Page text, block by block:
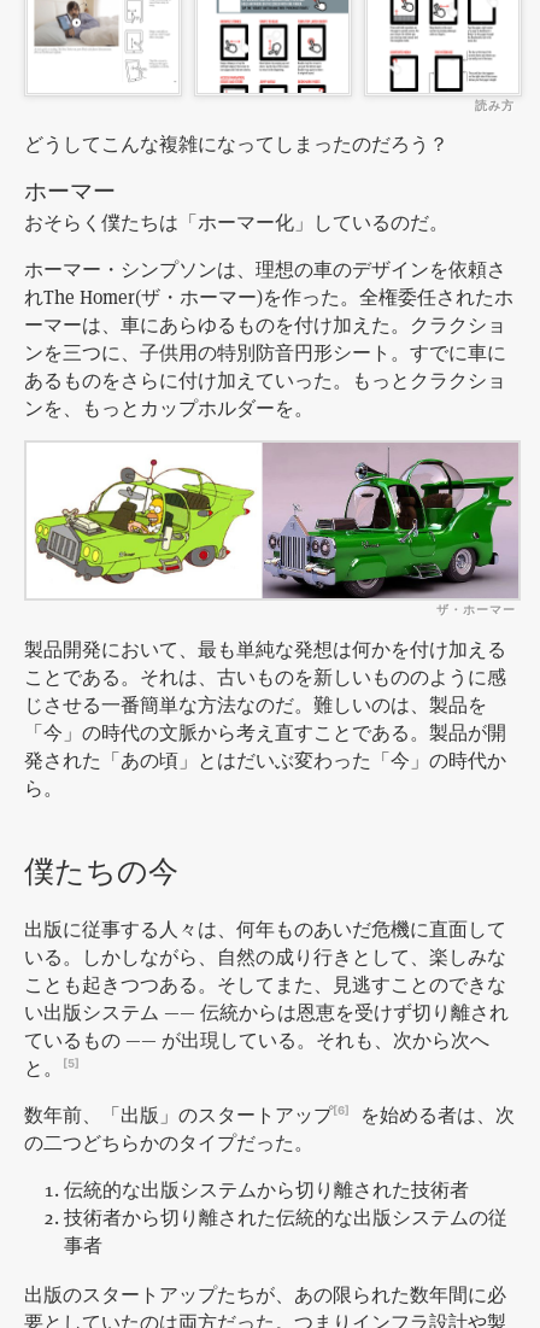
読み方
どうしてこんな複雑になってしまったのだろう？
ホーマー
おそらく僕たちは「ホーマー化」しているのだ。
ホーマー・シンプソンは、理想の車のデザインを依頼さ
れThe Homer(ザ・ホーマー)を作った。全権委任されたホ
ーマーは、車にあらゆるものを付け加えた。クラクショ
ンを三つに、子供用の特別防音円形シート。すでに車に
あるものをさらに付け加えていった。もっとクラクショ
ンを、もっとカップホルダーを。
ザ・ホーマー
製品開発において、最も単純な発想は何かを付け加える
ことである。それは、古いものを新しいもののように感
じさせる一番簡単な方法なのだ。難しいのは、製品を
「今」の時代の文脈から考え直すことである。製品が開
発された「あの頃」とはだいぶ変わった「今」の時代か
ら。
僕たちの今
出版に従事する人々は、何年ものあいだ危機に直面して
いる。しかしながら、自然の成り行きとして、楽しみな
ことも起きつつある。そしてまた、見逃すことのできな
い出版システム —— 伝統からは恩恵を受けず切り離され
ているもの —— が出現している。それも、次から次へ
と。
[5]
数年前、「出版」のスタートアップ[6]
を始める者は、次
の二つどちらかのタイプだった。
伝統的な出版システムから切り離された技術者
技術者から切り離された伝統的な出版システムの従
事者
出版のスタートアップたちが、あの限られた数年間に必
要としていたのは両方だった。つまりインフラ設計や製